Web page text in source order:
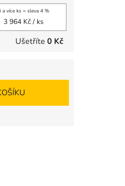
a více ks = sleva 4 %
3 964 Kč/ ks
Ušetříte 0 Kč